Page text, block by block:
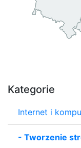
Kategorie
Internet i
- Tworzenie